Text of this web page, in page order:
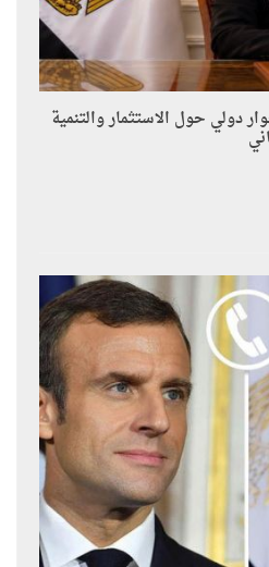
دولي حول الاستثمار والتنمية